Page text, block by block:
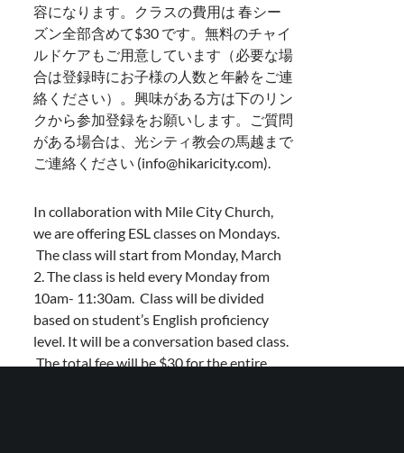
容になります。クラスの費用は 春シー
ズン全部含めて$30 です。無料のチャイ
ルドケアもご用意しています（必要な場
合は登録時にお子様の人数と年齢をご連
絡ください）。興味がある方は下のリン
クから参加登録をお願いします。ご質問
がある場合は、光シティ教会の馬越まで
ご連絡ください (info@hikaricity.com).
In collaboration with Mile City Church,
we are offering ESL classes on Mondays.
The class will start from Monday, March
2. The class is held every Monday from
10am- 11:30am. Class will be divided
based on student’s English proficiency
level. It will be a conversation based class.
The total fee will be $30 for the entire